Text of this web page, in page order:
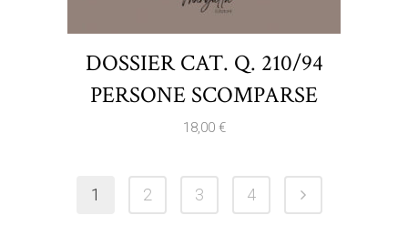
DOSSIER CAT. Q. 210/94
PERSONE SCOMPARSE
18,00 €
1 2 3 4